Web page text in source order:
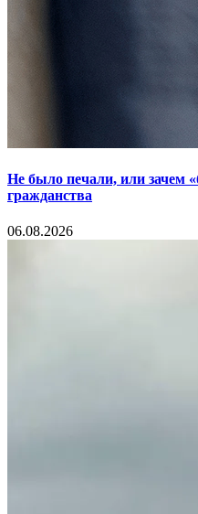
Не было печали, или зачем
гражданства
06.08.2026